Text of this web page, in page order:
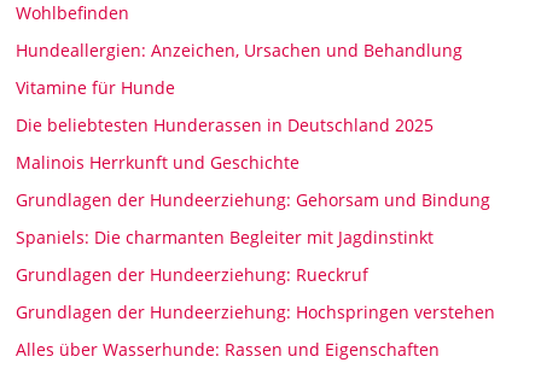
Wohlbefinden
Hundeallergien: Anzeichen, Ursachen und Behandlung
Vitamine für Hunde
Die beliebtesten Hunderassen in Deutschland 2025
Malinois Herrkunft und Geschichte
Grundlagen der Hundeerziehung: Gehorsam und Bindung
Spaniels: Die charmanten Begleiter mit Jagdinstinkt
Grundlagen der Hundeerziehung: Rueckruf
Grundlagen der Hundeerziehung: Hochspringen verstehen
Alles über Wasserhunde: Rassen und Eigenschaften